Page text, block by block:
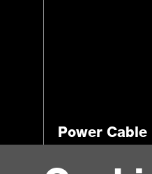
Power Cable